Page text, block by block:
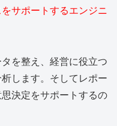
サポートするエンジニ
を整え、経営に役立つ
します。そしてレポー
決定をサポートするの